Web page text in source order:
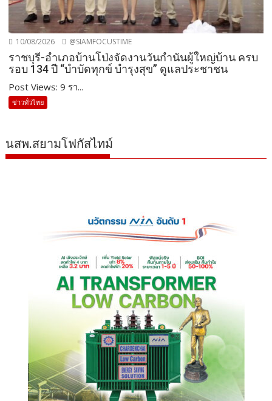
10/08/2026 @SIAMFOCUSTIME
ราชบุรี-อำเภอบ้านโป่งจัดงานวันกำนันผู้ใหญ่บ้าน ครบ
รอบ 134 ปี “บำบัดทุกข์ บำรุงสุข” ดูแลประชาชน
Post Views: 9 รา...
ข่าวทั่วไทย
นสพ.สยามโฟกัสไทม์